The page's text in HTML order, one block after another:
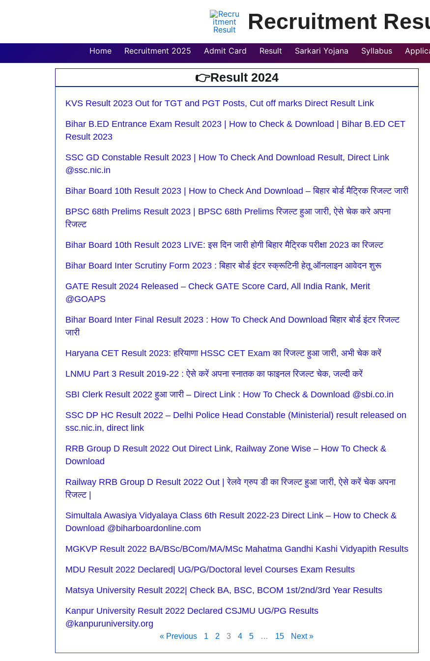
Recruitment
Home Recruitment 2025 Admit Card Result Sarkari Yojana Syllabus
👉Result 2024
KVS Result 2023 Out for TGT and PGT Posts, Cut off marks Direct Result Link
Bihar B.ED Entrance Exam Result 2023 | How to Check & Download | Bihar B.ED CET
Result 2023
SSC GD Constable Result 2023 | How To Check And Download Result, Direct Link
@ssc.nic.in
Bihar Board 10th Result 2023 | How to Check And Download – बिहार बोर्ड मैट्रिक रिजल्ट जारी
BPSC 68th Prelims Result 2023 | BPSC 68th Prelims रिजल्ट हुआ जारी, ऐसे चेक करे अपना
रिजल्ट
Bihar Board 10th Result 2023 LIVE: इस दिन जारी होगी बिहार मैट्रिक परीक्षा 2023 का रिजल्ट
Bihar Board Inter Scrutiny Form 2023 : बिहार बोर्ड इंटर स्क्रूटिनी हेतू ऑनलाइन आवेदन शुरू
GATE Result 2024 Released – Check GATE Score Card, All India Rank, Merit
@GOAPS
Bihar Board Inter Final Result 2023 : How To Check And Download बिहार बोर्ड इंटर रिजल्ट
जारी
Haryana CET Result 2023: हरियाणा HSSC CET Exam का रिजल्ट हुआ जारी, अभी चेक करें
LNMU Part 3 Result 2019-22 : ऐसे करें अपना स्नातक का फाइनल रिजल्ट चेक, जल्दी करें
SBI Clerk Result 2022 हुआ जारी – Direct Link : How To Check & Download @sbi.co.in
SSC DP HC Result 2022 – Delhi Police Head Constable (Ministerial) result released on
ssc.nic.in, direct link
RRB Group D Result 2022 Out Direct Link, Railway Zone Wise – How To Check &
Download
Railway RRB Group D Result 2022 Out | रेलवे ग्रुप डी का रिजल्ट हुआ जारी, ऐसे करें चेक अपना
रिजल्ट |
Simultala Awasiya Vidyalaya Class 6th Result 2022-23 Direct Link – How to Check &
Download @biharboardonline.com
MGKVP Result 2022 BA/BSc/BCom/MA/MSc Mahatma Gandhi Kashi Vidyapith Results
MDU Result 2022 Declared| UG/PG/Doctoral level Courses Exam Results
Matsya University Result 2022| Check BA, BSC, BCOM 1st/2nd/3rd Year Results
Kanpur University Result 2022 Declared CSJMU UG/PG Results
@kanpuruniversity.org
« Previous
Page
1
Page
2
Page
3
Page
4
Page
5 …
Page
15 Next »